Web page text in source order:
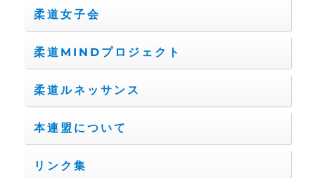
柔道女子会
柔道MINDプロジェクト
柔道ルネッサンス
本連盟について
リンク集